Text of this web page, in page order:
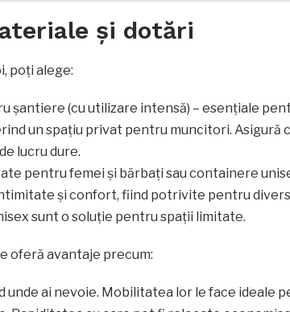
și dotări
poți alege:
șantiere (cu utilizare intensă) – esențiale
un spațiu privat pentru muncitori. Asigură
lucru dure.
pentru femei și bărbați sau containere
și confort, fiind potrivite pentru
sunt o soluție pentru spații limitate.
oferă avantaje precum:
unde ai nevoie. Mobilitatea lor le face ideale